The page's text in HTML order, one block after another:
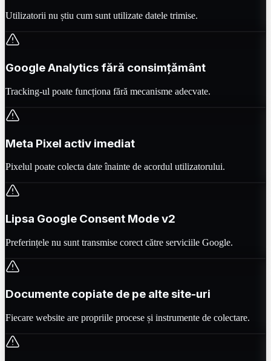
Utilizatorii nu știu cum sunt utilizate datele trimise.
Google Analytics fără consimțământ
Tracking-ul poate funcționa fără mecanisme adecvate.
Meta Pixel activ imediat
Pixelul poate colecta date înainte de acordul utilizatorului.
Lipsa Google Consent Mode v2
Preferințele nu sunt transmise corect către serviciile Google.
Documente copiate de pe alte site-uri
Fiecare website are propriile procese și instrumente de colectare.